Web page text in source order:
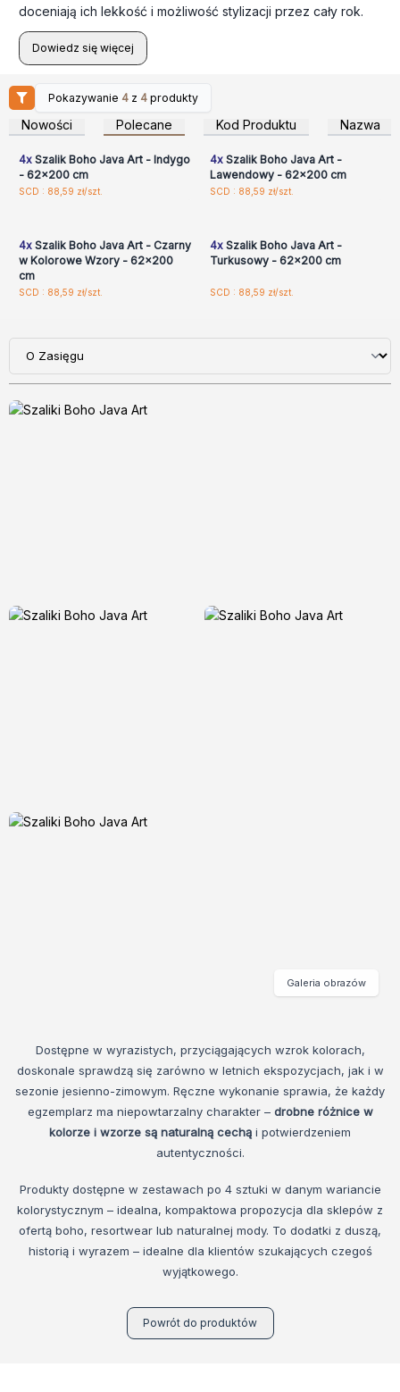
doceniają ich lekkość i możliwość stylizacji przez cały rok.
Dowiedz się więcej
Pokazywanie 4 z 4 produkty
Nowości Polecane Kod Produktu Nazwa
Zaloguj się lub
zarejestruj, aby uzyskać
ceny hurtowe
4xSzalik Boho Java Art - Indygo
- 62x200 cm
SCD : 88,59 zł/szt.
zarejestruj, aby uzyskać
ceny hurtowe
4xSzalik Boho Java Art -
Lawendowy - 62x200 cm
SCD : 88,59 zł/szt.
Zaloguj się lub
4xSzalik Boho Java Art - Czarny
w Kolorowe Wzory - 62x200
cm
SCD : 88,59 zł/szt.
Zaloguj się lub
4xSzalik Boho Java Art -
Turkusowy - 62x200 cm
SCD : 88,59 zł/szt.
Dostępne w wyrazistych, przyciągających wzrok kolorach,
doskonale sprawdzą się zarówno w letnich ekspozycjach, jak i w
sezonie jesienno-zimowym. Ręczne wykonanie sprawia, że każdy
egzemplarz ma niepowtarzalny charakter – drobne różnice w
kolorze i wzorze są naturalną cechą i potwierdzeniem
autentyczności.
Produkty dostępne w zestawach po 4 sztuki w danym wariancie
kolorystycznym – idealna, kompaktowa propozycja dla sklepów z
ofertą boho, resortwear lub naturalnej mody. To dodatki z duszą,
historią i wyrazem – idealne dla klientów szukających czegoś
wyjątkowego.
Powrót do produktów
Galeria obrazów